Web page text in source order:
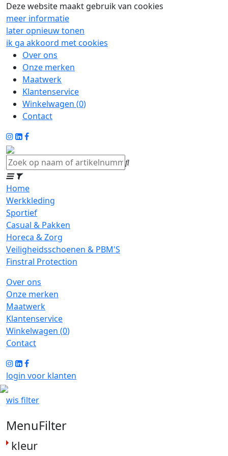
Deze website maakt gebruik van cookies
meer informatie
later opnieuw tonen
ik ga akkoord met cookies
Over ons
Onze merken
Maatwerk
Klantenservice
Winkelwagen (0)
Contact
Home
Werkkleding
Sportief
Casual & Pakken
Horeca & Zorg
Veiligheidsschoenen & PBM'S
Finstral Protection
Over ons
Onze merken
Maatwerk
Klantenservice
Winkelwagen (0)
Contact
login voor klanten
wis filter
MenuFilter
kleur